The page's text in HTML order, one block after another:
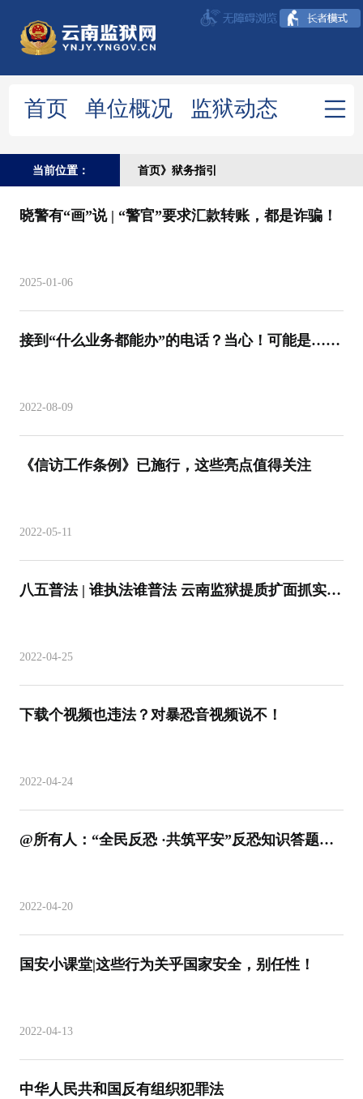
首页 单位概况
监狱动态
综合资讯
通知公告
时政要闻
图片新闻
当前位置： 首页》狱务指引
晓警有“画”说 | “警官”要求汇款转账，都是诈骗！
2025-01-06
接到“什么业务都能办”的电话？当心！可能是
2022-08-09
《信访工作条例》已施行，这些亮点值得关注
2022-05-11
八五普法 | 谁执法谁普法 云南监狱提质扩面抓实全
2022-04-25
下载个视频也违法？对暴恐音视频说不！
2022-04-24
@所有人：“全民反恐 ·共筑平安”反恐知识答题活
2022-04-20
国安小课堂|这些行为关乎国家安全，别任性！
2022-04-13
中华人民共和国反有组织犯罪法